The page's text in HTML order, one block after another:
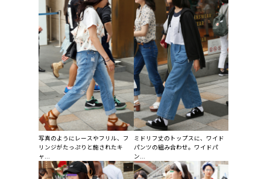
写真のようにレースやフリル、フ
リンジがたっぷりと施されたキ
ャ...
ミドリフ丈のトップスに、ワイド
パンツの組み合わせ。ワイドパ
ン...